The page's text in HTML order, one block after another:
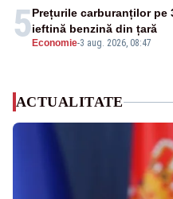
5 Economie-3 aug. 2026, 08:47
Prețurile carburanților pe
ieftină benzină din țară
ACTUALITATE